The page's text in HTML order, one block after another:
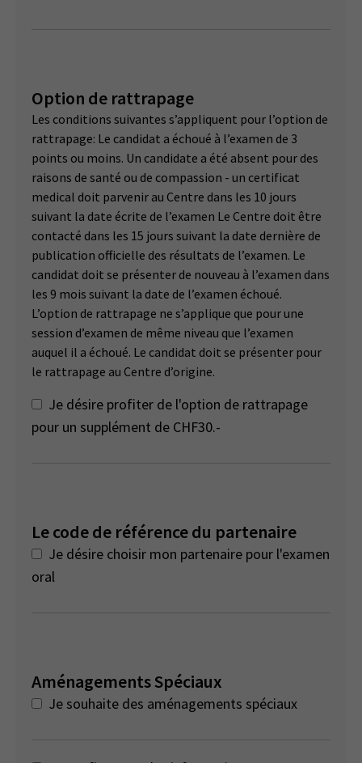
Option de rattrapage
Les conditions suivantes s’appliquent pour l’option de
rattrapage: Le candidat a échoué à l’examen de 3
points ou moins. Un candidate a été absent pour des
raisons de santé ou de compassion - un certificat
medical doit parvenir au Centre dans les 10 jours
suivant la date écrite de l’examen Le Centre doit être
contacté dans les 15 jours suivant la date dernière de
publication officielle des résultats de l’examen. Le
candidat doit se présenter de nouveau à l’examen dans
les 9 mois suivant la date de l’examen échoué.
L’option de rattrapage ne s’applique que pour une
session d’examen de même niveau que l’examen
auquel il a échoué. Le candidat doit se présenter pour
le rattrapage au Centre d’origine.
Je désire profiter de l'option de rattrapage
pour un supplément de CHF30.-
Le code de référence du partenaire
Je désire choisir mon partenaire pour l'examen
oral
Aménagements Spéciaux
Je souhaite des aménagements spéciaux